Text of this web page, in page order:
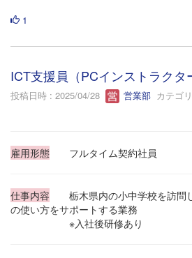
1
ICT支援員（PCインストラクタ
投稿日時 : 2025/04/28 営業部 カテゴ
雇用形態 フルタイム契約社員
仕事内容 栃木県内の小中学校を訪問
の使い方をサポートする業務
※入社後研修あり